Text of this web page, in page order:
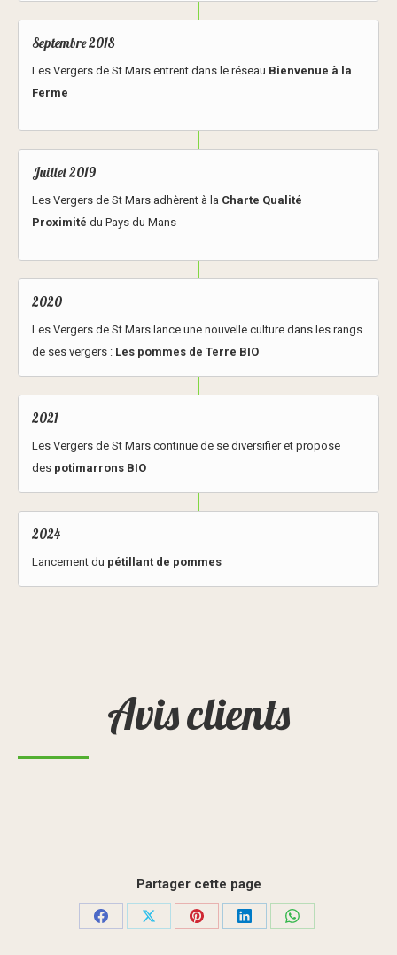
Septembre 2018
Les Vergers de St Mars entrent dans le réseau Bienvenue à la
Ferme
Juillet 2019
Les Vergers de St Mars adhèrent à la Charte Qualité
Proximité du Pays du Mans
2020
Les Vergers de St Mars lance une nouvelle culture dans les rangs
de ses vergers : Les pommes de Terre BIO
2021
Les Vergers de St Mars continue de se diversifier et propose
des potimarrons BIO
2024
Lancement du pétillant de pommes
Avis clients
Partager cette page
PartagerPartagerPartagerPartagerPartager